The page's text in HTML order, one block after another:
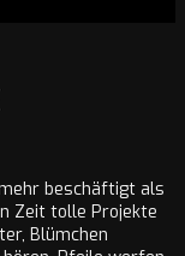
beschäftigt als
Zeit tolle Projekte
Blümchen